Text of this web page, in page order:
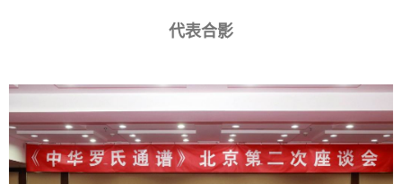
代表合影